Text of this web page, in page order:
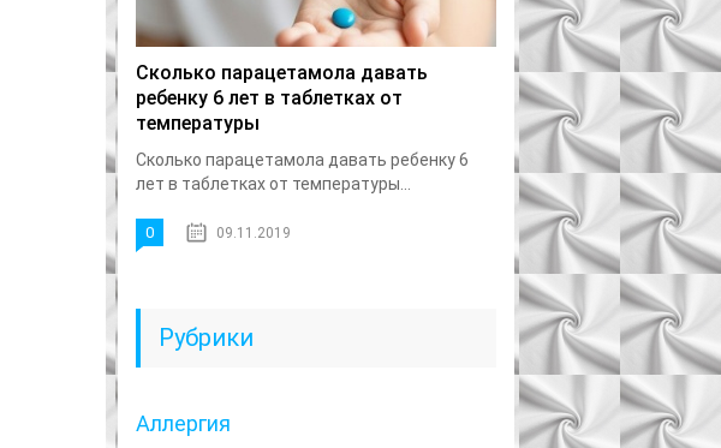
Сколько парацетамола давать
ребенку 6 лет в таблетках от
температуры
Сколько парацетамола давать ребенку 6
лет в таблетках от температуры...
0 09.11.2019
Рубрики
Аллергия